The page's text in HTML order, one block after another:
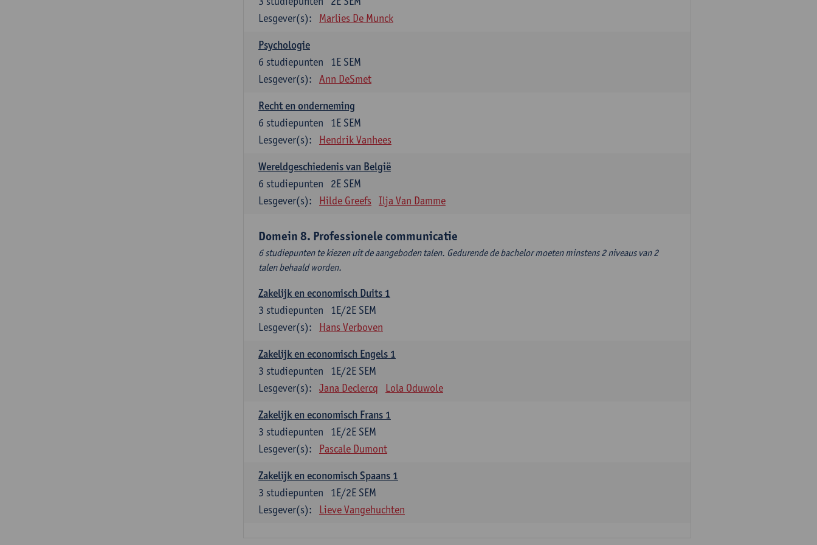
Lesgever(s):
Marlies De Munck
Psychologie
1E SEM
6 studiepunten
Lesgever(s):
Ann DeSmet
Recht en onderneming
1E SEM
6 studiepunten
Lesgever(s):
Hendrik Vanhees
Wereldgeschiedenis van België
2E SEM
6 studiepunten
Lesgever(s):
Hilde Greefs Ilja Van Damme
Domein 8. Professionele communicatie
6 studiepunten te kiezen uit de aangeboden talen. Gedurende de bachelor moeten minstens 2 niveaus van 2
talen behaald worden.
Zakelijk en economisch Duits 1
1E/2E SEM
3 studiepunten
Lesgever(s):
Hans Verboven
Zakelijk en economisch Engels 1
1E/2E SEM
3 studiepunten
Lesgever(s):
Jana Declercq Lola Oduwole
Zakelijk en economisch Frans 1
1E/2E SEM
3 studiepunten
Lesgever(s):
Pascale Dumont
Zakelijk en economisch Spaans 1
1E/2E SEM
3 studiepunten
Lesgever(s):
Lieve Vangehuchten